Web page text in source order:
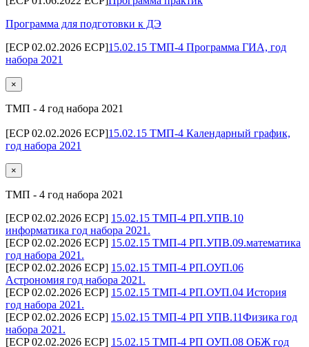
Программа для подготовки к ДЭ
[ECP 02.02.2026 ECP]15.02.15 ТМП-4 Программа ГИА, год
набора 2021
×
ТМП - 4 год набора 2021
[ECP 02.02.2026 ECP]15.02.15 ТМП-4 Календарный график,
год набора 2021
×
ТМП - 4 год набора 2021
[ECP 02.02.2026 ECP] 15.02.15 ТМП-4 РП.УПВ.10
информатика год набора 2021.
[ECP 02.02.2026 ECP] 15.02.15 ТМП-4 РП.УПВ.09.математика
год набора 2021.
[ECP 02.02.2026 ECP] 15.02.15 ТМП-4 РП.ОУП.06
Астрономия год набора 2021.
[ECP 02.02.2026 ECP] 15.02.15 ТМП-4 РП.ОУП.04 История
год набора 2021.
[ECP 02.02.2026 ECP] 15.02.15 ТМП-4 РП УПВ.11Физика год
набора 2021.
[ECP 02.02.2026 ECP] 15.02.15 ТМП-4 РП ОУП.08 ОБЖ год